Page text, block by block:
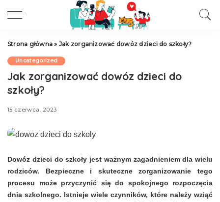
Strona główna » Jak zorganizować dowóz dzieci do szkoły?
Uncategorized
Jak zorganizować dowóz dzieci do
szkoły?
15 czerwca, 2023
Dowóz dzieci do szkoły jest ważnym zagadnieniem dla wielu
rodziców. Bezpieczne i skuteczne zorganizowanie tego
procesu może przyczynić się do spokojnego rozpoczęcia
dnia szkolnego. Istnieje wiele czynników, które należy wziąć